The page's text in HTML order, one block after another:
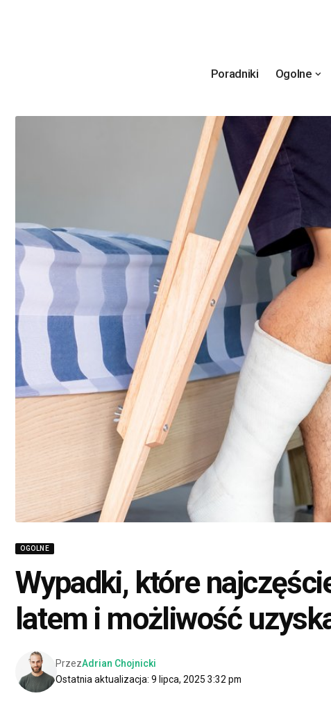
Poradniki Ogolne
OGOLNE
Wypadki, które
latem i możliwość
Ostatnia aktualizacja: 9 lipca, 2025 3:32 pm
PrzezAdrian Chojnicki